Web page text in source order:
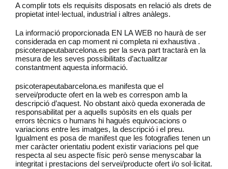
A complir tots els requisits disposats en relació als drets de
propietat intel·lectual, industrial i altres anàlegs.
La informació proporcionada EN LA WEB no haurà de ser
considerada en cap moment ni completa ni exhaustiva .
psicoterapeutabarcelona.es per la seva part tractarà en la
mesura de les seves possibilitats d’actualitzar
constantment aquesta informació.
psicoterapeutabarcelona.es manifesta que el
servei/producte ofert en la web es correspon amb la
descripció d’aquest. No obstant això queda exonerada de
responsabilitat per a aquells supòsits en els quals per
errors tècnics o humans hi hagués equivocacions o
variacions entre les imatges, la descripció i el preu.
Igualment es posa de manifest que les fotografies tenen un
mer caràcter orientatiu podent existir variacions pel que
respecta al seu aspecte físic però sense menyscabar la
integritat i prestacions del servei/producte ofert i/o sol·licitat.